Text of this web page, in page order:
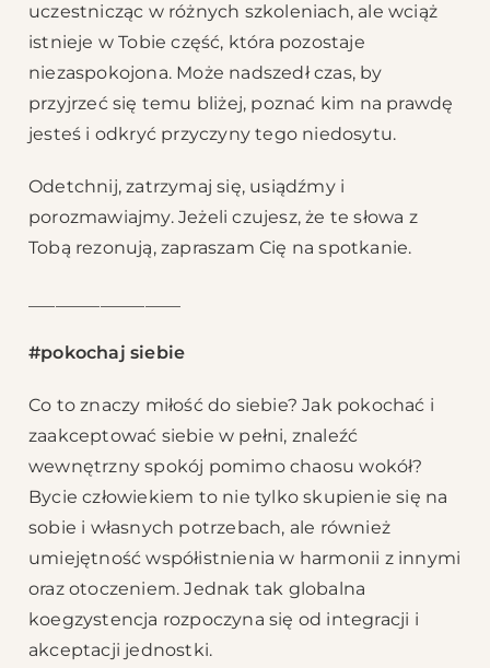
uczestnicząc w różnych szkoleniach, ale wciąż
istnieje w Tobie część, która pozostaje
niezaspokojona. Może nadszedł czas, by
przyjrzeć się temu bliżej, poznać kim na prawdę
jesteś i odkryć przyczyny tego niedosytu.
Odetchnij, zatrzymaj się, usiądźmy i
porozmawiajmy. Jeżeli czujesz, że te słowa z
Tobą rezonują, zapraszam Cię na spotkanie.
#pokochaj siebie
Co to znaczy miłość do siebie? Jak pokochać i
zaakceptować siebie w pełni, znaleźć
wewnętrzny spokój pomimo chaosu wokół?
Bycie człowiekiem to nie tylko skupienie się na
sobie i własnych potrzebach, ale również
umiejętność współistnienia w harmonii z innymi
oraz otoczeniem. Jednak tak globalna
koegzystencja rozpoczyna się od integracji i
akceptacji jednostki.